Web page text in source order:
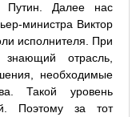
Путин. Далее нас
министра Виктор
исполнителя. При
отрасль,
необходимые
Такой уровень
Поэтому за тот